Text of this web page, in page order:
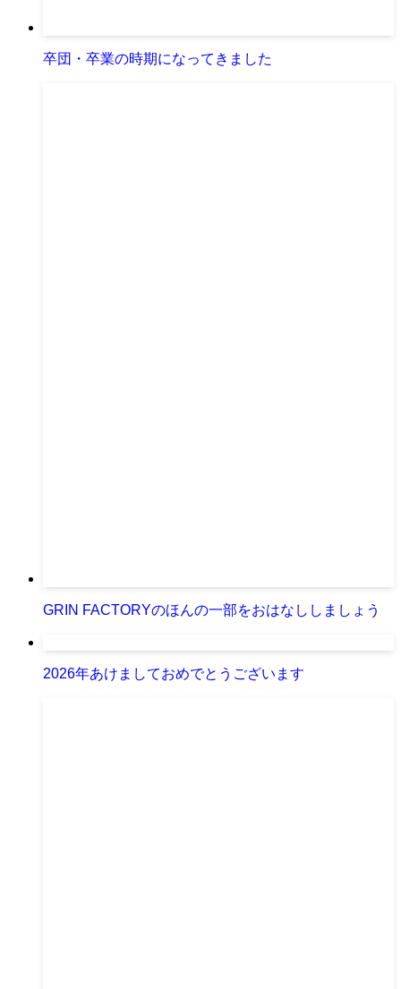
卒団・卒業の時期になってきました
GRIN FACTORYのほんの一部をおはなししましょう
2026年あけましておめでとうございます